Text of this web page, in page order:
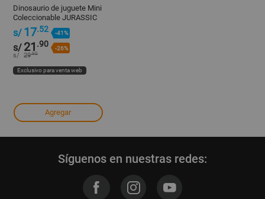
Dinosaurio de juguete Mini
Coleccionable JURASSIC
WORLD
s/ 17.52 -41%
s/ 21 .90 -26%
s/ 29.90
Exclusivo para venta web
Agregar
Síguenos en nuestras redes: